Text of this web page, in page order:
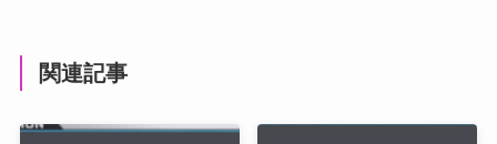
関連記事